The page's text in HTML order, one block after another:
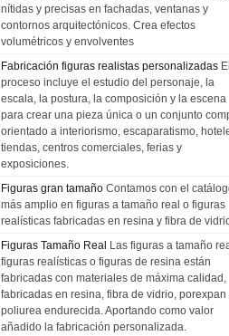
nítidas y precisas en fachadas, ventanas y
contornos arquitectónicos. Crea efectos
volumétricos y envolventes
Fabricación figuras realistas personalizadas El
proceso incluye el estudio del personaje, la
escala, la postura, la composición y la escena
para crear una pieza única o un conjunto
orientado a interiorismo, escaparatismo,
tiendas, centros comerciales, ferias y
exposiciones.
Figuras gran tamaño Contamos con el
más amplio en figuras a tamaño real o figuras
realísticas fabricadas en resina y fibra de
Figuras Tamaño Real Las figuras a tamaño
figuras realísticas o figuras de resina están
fabricadas con materiales de máxima calidad,
fabricadas en resina, fibra de vidrio, porexpan
poliurea endurecida. Aportando como valor
añadido la fabricación personalizada.